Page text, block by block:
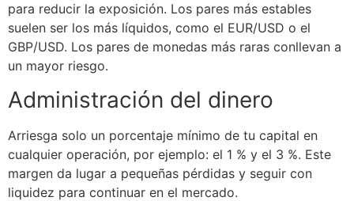
para reducir la exposición. Los pares más estables
suelen ser los más líquidos, como el EUR/USD o el
GBP/USD. Los pares de monedas más raras conllevan a
un mayor riesgo.
Administración del dinero
Arriesga solo un porcentaje mínimo de tu capital en
cualquier operación, por ejemplo: el 1 % y el 3 %. Este
margen da lugar a pequeñas pérdidas y seguir con
liquidez para continuar en el mercado.